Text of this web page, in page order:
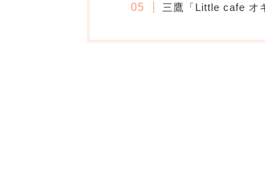
三鷹「Little cafe オ